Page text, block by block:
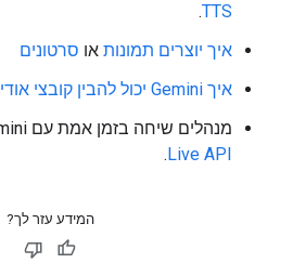
TTS
.
איך יוצרים תמונות או סרטונים
איך Gemini יכול להבין קובצי אודיו
מנהלים שיחה בזמן אמת עם Gemini באמצעות
Live API
.
המידע עזר לך?